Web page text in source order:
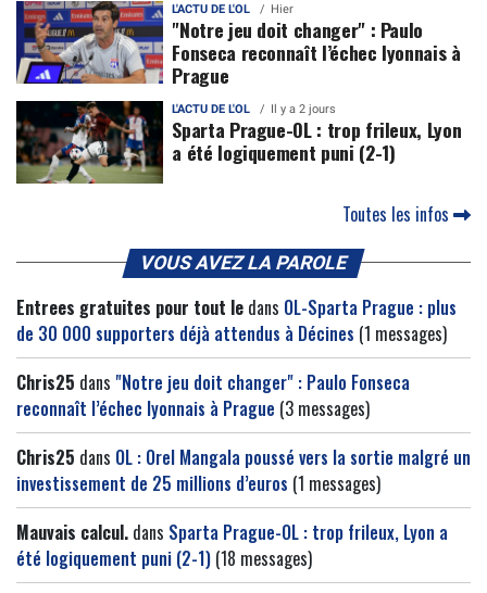
L'ACTU DE L'OL Hier
"Notre jeu doit changer" : Paulo
Fonseca reconnaît l’échec lyonnais à
Prague
L'ACTU DE L'OL Il y a 2 jours
Sparta Prague-OL : trop frileux, Lyon
a été logiquement puni (2-1)
Toutes les infos
VOUS AVEZ LA PAROLE
Entrees gratuites pour tout le dans OL-Sparta Prague : plus
de 30 000 supporters déjà attendus à Décines (1 messages)
Chris25 dans "Notre jeu doit changer" : Paulo Fonseca
reconnaît l’échec lyonnais à Prague (3 messages)
Chris25 dans OL : Orel Mangala poussé vers la sortie malgré un
investissement de 25 millions d’euros (1 messages)
Mauvais calcul. dans Sparta Prague-OL : trop frileux, Lyon a
été logiquement puni (2-1) (18 messages)